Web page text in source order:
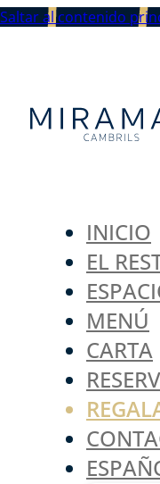
Saltar al contenido
INICIO
EL
MENÚ
CARTA